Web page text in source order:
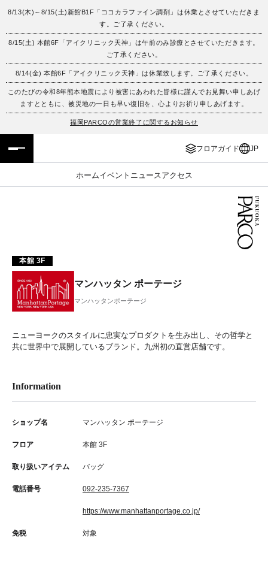
8/13(木)～8/15(土)新館B1F「ココカラファイン調剤」は休業とさせていただきま
す。ご了承ください。
8/15(土) 本館6F「アイクリニック天神」は午前のみ診療とさせていただきます。
ご了承ください。
8/14(金) 本館6F「アイクリニック天神」は休業致します。ご了承ください。
このたびの令和8年熊本地震により被害にあわれた皆様に謹んでお見舞い申しあげ
ますとともに、被災地の一日も早い復旧を、心よりお祈り申しあげます。
福岡PARCOの営業終了に関するお知らせ
フロアガイド JP
ホームイベント ニュース アクセス
フロアガイド
施設案内・アクセス
イベント・ポップアップ
レストラン・カフェ
ENGLISH
繁体字
簡体字
ภาษาไทย
本館 3F
マンハッタン ポーテージ
マンハッタンポーテージ
ニューヨークのスタイルに忠実なプロダクトを生み出し、その哲学と
共に世界中で展開しているブランド。九州初の直営店舗です。
Information
ショップ名 マンハッタン ポーテージ
フロア 本館 3F
取り扱いアイテム バッグ
電話番号 092-235-7367
https://www.manhattanportage.co.jp/
免税 対象